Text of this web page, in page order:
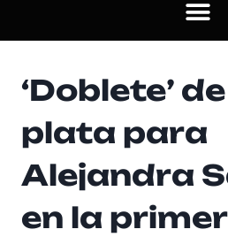
‘Doblete’
plata para
Alejandra
en la